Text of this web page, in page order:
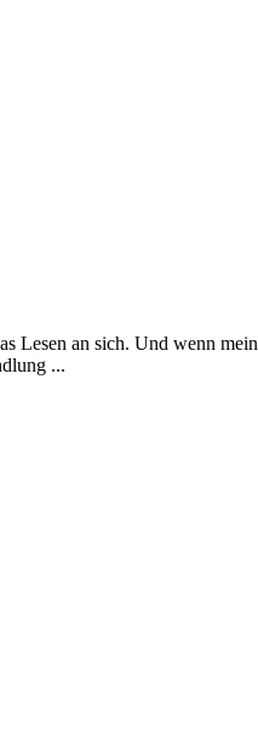
an sich. Und wenn
...